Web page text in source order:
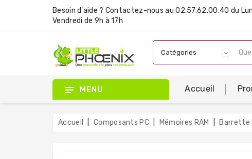
Besoin d'aide ? Contactez-nous au 02.57.62.00.40 du
Vendredi de 9h à 17h
MENU Accueil
Accueil Composants PC Mémoires RAM Barrette